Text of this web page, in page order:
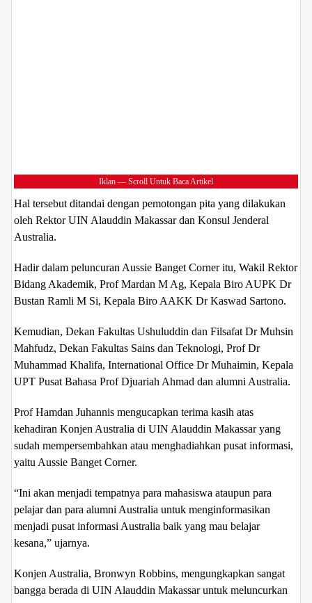
Iklan — Scroll Untuk Baca Artikel
Hal tersebut ditandai dengan pemotongan pita yang dilakukan
oleh Rektor UIN Alauddin Makassar dan Konsul Jenderal
Australia.
Hadir dalam peluncuran Aussie Banget Corner itu, Wakil Rektor
Bidang Akademik, Prof Mardan M Ag, Kepala Biro AUPK Dr
Bustan Ramli M Si, Kepala Biro AAKK Dr Kaswad Sartono.
Kemudian, Dekan Fakultas Ushuluddin dan Filsafat Dr Muhsin
Mahfudz, Dekan Fakultas Sains dan Teknologi, Prof Dr
Muhammad Khalifa, International Office Dr Muhaimin, Kepala
UPT Pusat Bahasa Prof Djuariah Ahmad dan alumni Australia.
Prof Hamdan Juhannis mengucapkan terima kasih atas
kehadiran Konjen Australia di UIN Alauddin Makassar yang
sudah mempersembahkan atau menghadiahkan pusat informasi,
yaitu Aussie Banget Corner.
“Ini akan menjadi tempatnya para mahasiswa ataupun para
pelajar dan para alumni Australia untuk menginformasikan
menjadi pusat informasi Australia baik yang mau belajar
kesana,” ujarnya.
Konjen Australia, Bronwyn Robbins, mengungkapkan sangat
bangga berada di UIN Alauddin Makassar untuk meluncurkan